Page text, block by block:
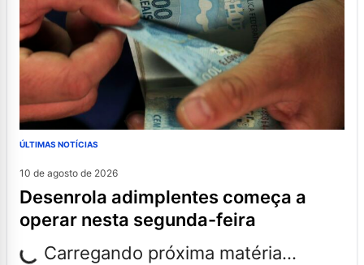
ÚLTIMAS NOTÍCIAS
10 de agosto de 2026
desenrola adimplentes começa a
operar nesta segunda-feira
Carregando próxima matéria...